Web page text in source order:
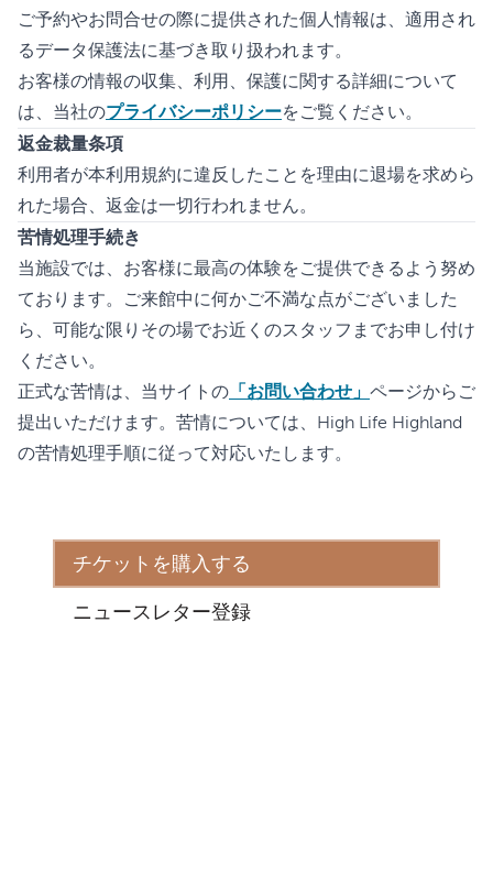
ご予約やお問合せの際に提供された個人情報は、適用され
るデータ保護法に基づき取り扱われます。
お客様の情報の収集、利用、保護に関する詳細について
は、当社のプライバシーポリシーをご覧ください。
返金裁量条項
利用者が本利用規約に違反したことを理由に退場を求めら
れた場合、返金は一切行われません。
苦情処理手続き
当施設では、お客様に最高の体験をご提供できるよう努め
ております。ご来館中に何かご不満な点がございました
ら、可能な限りその場でお近くのスタッフまでお申し付け
ください。
正式な苦情は、当サイトの 「お問い合わせ」 ページからご
提出いただけます。苦情については、High Life Highland
の苦情処理手順に従って対応いたします。
チケットを購入する
ニュースレター登録